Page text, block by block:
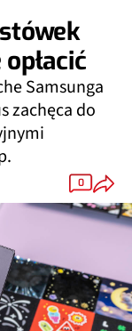
Samsunga
zachęca do
0